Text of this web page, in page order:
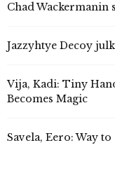
Chad Wackermanin
Jazzyhtye Decoy
Vija, Kadi: Tiny
Becomes Magic
Savela, Eero: Way to